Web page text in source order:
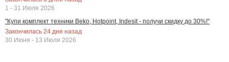
1 - 31 Июля 2026
"Купи комплект техники Beko, Hotpoint, Indesit - получи скидку до 30%!"
Закончилась 24 дня назад
30 Июня - 13 Июля 2026